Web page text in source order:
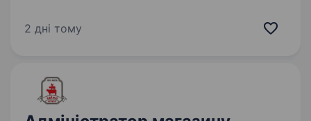
«Мамбо». Ми шукаємо відповідального
2 дні тому